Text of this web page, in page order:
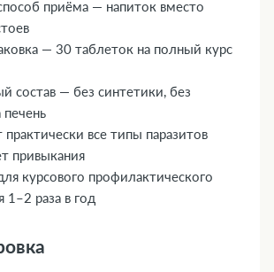
приёма — напиток вместо
— 30 таблеток на полный курс
состав — без синтетики, без
печень
практически все типы паразитов
привыкания
курсового профилактического
1–2 раза в год